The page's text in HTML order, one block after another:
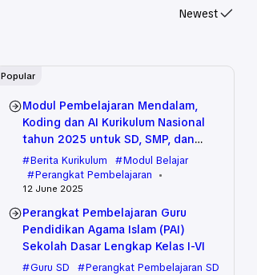
Newest
Popular
Modul Pembelajaran Mendalam,
Koding dan AI Kurikulum Nasional
tahun 2025 untuk SD, SMP, dan
SMA
Berita Kurikulum
Modul Belajar
Perangkat Pembelajaran
12 June 2025
Perangkat Pembelajaran Guru
Pendidikan Agama Islam (PAI)
Sekolah Dasar Lengkap Kelas I-VI
Guru SD
Perangkat Pembelajaran SD